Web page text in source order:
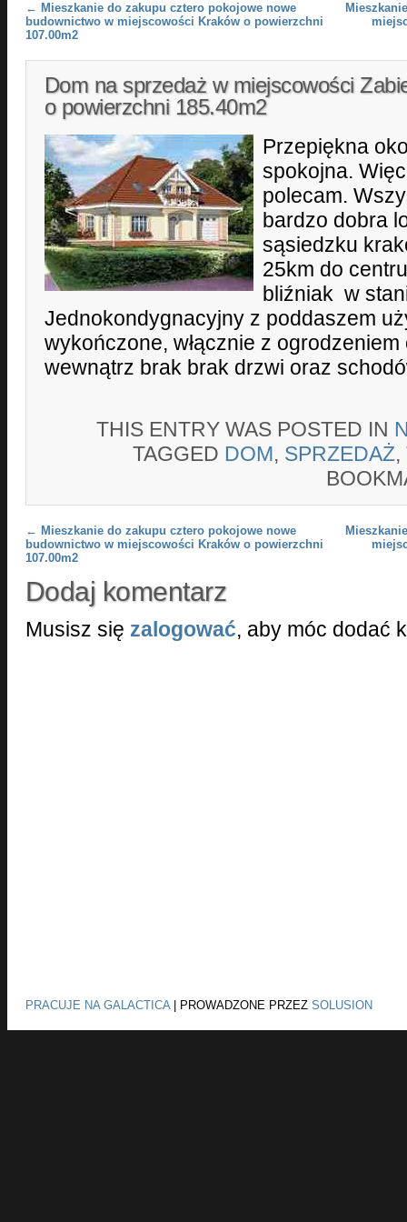
Post navigation
← Mieszkanie do zakupu cztero pokojowe nowe
budownictwo w miejscowości Kraków o powierzchni
107.00m2
Dom na sprzedaż w miejscowości
o powierzchni 185.40m2
Przepiękna
spokojna.
polecam.
bardzo dobra
sąsiedzku
25km do
bliźniak w
Jednokondygnacyjny z poddaszem
wykończone, włącznie z
wewnątrz brak brak drzwi oraz
THIS ENTRY WAS POSTED IN
TAGGED DOM, SPRZEDAŻ,
Post navigation
← Mieszkanie do zakupu cztero pokojowe nowe
budownictwo w miejscowości Kraków o powierzchni
107.00m2
Dodaj komentarz
Musisz się zalogować, aby móc dodać
PRACUJE NA GALACTICA| PROWADZONE PRZEZ SOLUSION